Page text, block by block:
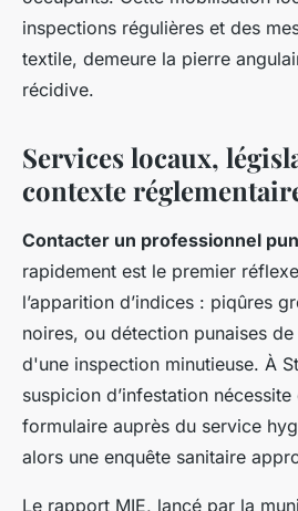
inspections régulières et des
textile, demeure la pierre
récidive.
Services locaux,
contexte
Contacter un professionnel
rapidement est le premier
l’apparition d’indices : piqûres
noires, ou détection punaises
d'une inspection minutieuse. À
suspicion d’infestation
formulaire auprès du service
alors une enquête sanitaire
Le rapport MIE, lancé par la